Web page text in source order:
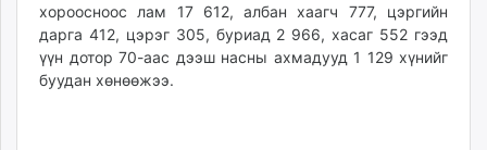
хороосноос лам 17 612, албан хаагч 777, цэргийн
дарга 412, цэрэг 305, буриад 2 966, хасаг 552 гээд
үүн дотор 70-аас дээш насны ахмадууд 1 129 хүнийг
буудан хөнөөжээ.